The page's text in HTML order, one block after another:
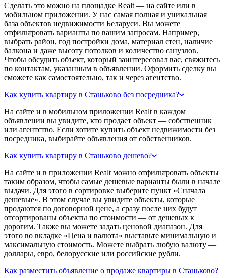
Сделать это можно на площадке Realt — на сайте или в
мобильном приложении. У нас самая полная и уникальная
база объектов недвижимости Беларуси. Вы можете
отфильтровать варианты по вашим запросам. Например,
выбрать район, год постройки дома, материал стен, наличие
балкона и даже высоту потолков и количество санузлов.
Чтобы обсудить объект, который заинтересовал вас, свяжитесь
по контактам, указанным в объявлении. Оформить сделку вы
сможете как самостоятельно, так и через агентство.
Как купить квартиру в Станьково без посредника?
На сайте и в мобильном приложении Realt в каждом
объявлении вы увидите, кто продает объект — собственник
или агентство. Если хотите купить объект недвижимости без
посредника, выбирайте объявления от собственников.
Как купить квартиру в Станьково дешево?
На сайте и в приложении Realt можно отфильтровать объекты
таким образом, чтобы самые дешевые варианты были в начале
выдачи. Для этого в сортировке выберите пункт «Сначала
дешевые». В этом случае вы увидите объекты, которые
продаются по договорной цене, а сразу после них будут
отсортированы объекты по стоимости — от дешевых к
дорогим. Также вы можете задать ценовой диапазон. Для
этого во вкладке «Цена и валюта» выставьте минимальную и
максимальную стоимость. Можете выбрать любую валюту —
доллары, евро, белорусские или российские рубли.
Как разместить объявление о продаже квартиры в Станьково?